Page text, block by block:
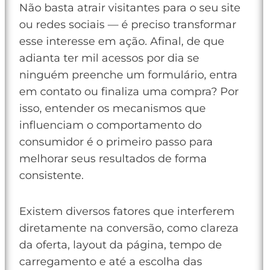
Não basta atrair visitantes para o seu site
ou redes sociais — é preciso transformar
esse interesse em ação. Afinal, de que
adianta ter mil acessos por dia se
ninguém preenche um formulário, entra
em contato ou finaliza uma compra? Por
isso, entender os mecanismos que
influenciam o comportamento do
consumidor é o primeiro passo para
melhorar seus resultados de forma
consistente.
Existem diversos fatores que interferem
diretamente na conversão, como clareza
da oferta, layout da página, tempo de
carregamento e até a escolha das